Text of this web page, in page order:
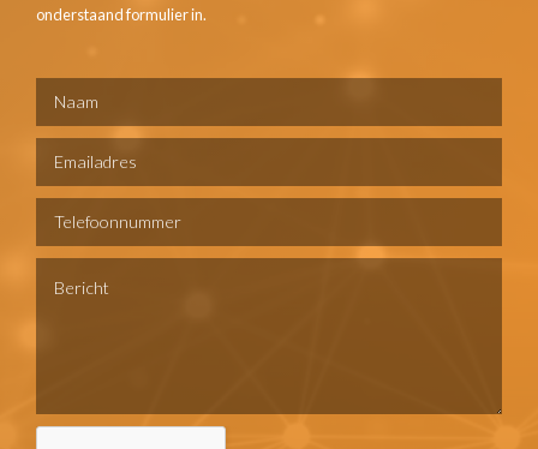
onderstaand formulier in.